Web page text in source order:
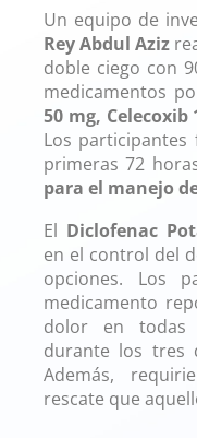
Un equipo de
Rey Abdul Aziz
doble ciego con
medicamentos
50 mg, Celecoxib
Los
primeras 72
para el manejo
El Diclofenac
en el control del
opciones. Los
medicamento
dolor en todas
durante los tres
Además,
rescate que